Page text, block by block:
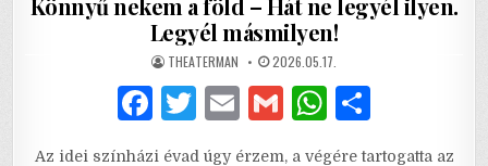
Könnyű nekem a föld – Hát ne legyél ilyen.
Legyél másmilyen!
AUTHOR:
THEATERMAN PUBLISHED
DATE:
2026.05.17.
F T E G W
Az idei színházi évad úgy érzem, a végére tartogatta az